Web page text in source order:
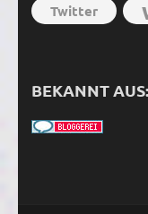
Twitter
BEKANNT AUS: